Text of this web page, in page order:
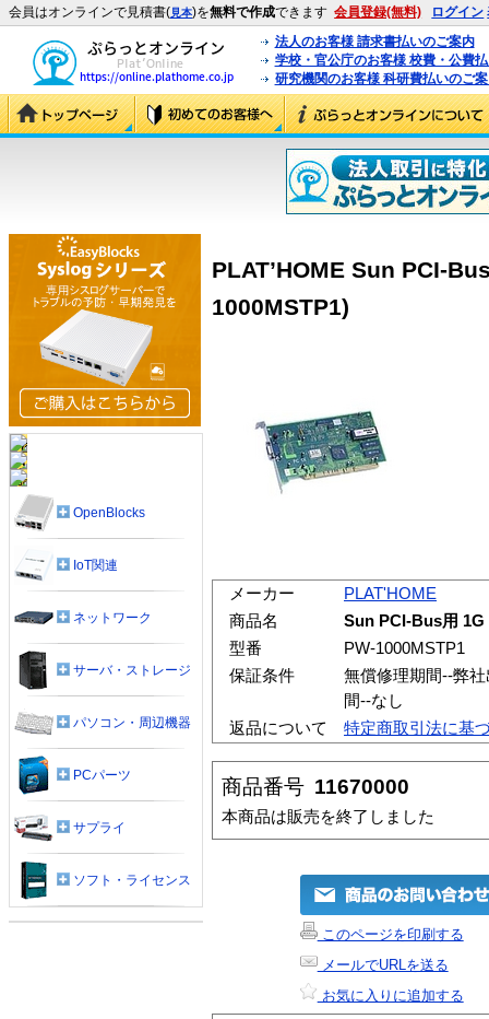
会員はオンラインで見積書(見本)を無料で作成できます 会員登録(無料) ログイン
法人のお客様 請求書払いのご案内
学校・官公庁のお客様 校費・公費
研究機関のお客様 科研費払いのご
PLAT’HOME Sun PCI-
1000MSTP1)
メーカー
PLAT'HOME
商品名
Sun PCI-Bus用 1G
型番
PW-1000MSTP1
保証条件
無償修理期間--弊
間--なし
返品について
特定商取引法に基
商品番号 11670000
本商品は販売を終了しました
このページを印刷する
メールでURLを送る
お気に入りに追加する
OpenBlocks
IoT関連
ネットワーク
サーバ・ストレージ
パソコン・周辺機器
PCパーツ
サプライ
ソフト・ライセンス